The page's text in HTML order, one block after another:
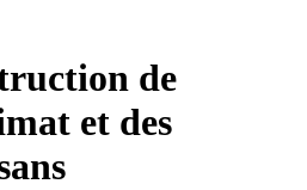
de
et des